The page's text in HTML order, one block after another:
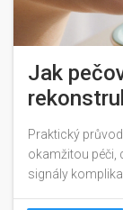
Jak
Praktický
okamžitou péči,
signály